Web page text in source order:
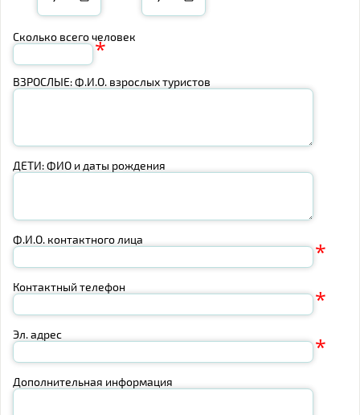
Сколько всего человек
*
ВЗРОСЛЫЕ: Ф.И.О. взрослых туристов
ДЕТИ: ФИО и даты рождения
Ф.И.О. контактного лица *
Контактный телефон *
Эл. адрес *
Дополнительная информация